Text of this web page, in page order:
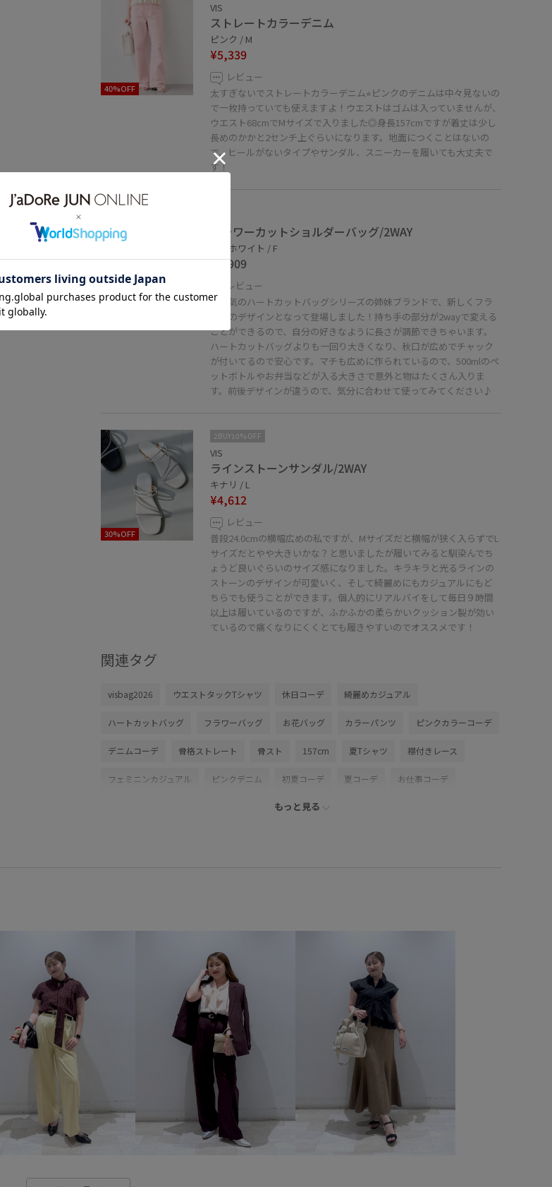
40%OFF
VIS
ストレートカラーデニム
ピンク / M
¥5,339
レビュー
太すぎないでストレートカラーデニム⭐︎ピンクのデニムは中々見ないの
で一枚持っていても使えますよ！ウエストはゴムは入っていませんが、
ウエスト68cmでMサイズで入りました◎身長157cmですが着丈は少し
長めのかかと2センチ上ぐらいになります。地面につくことはないの
で、ヒールがないタイプやサンダル、スニーカーを履いても大丈夫で
す！
フラワーカットショルダーバッグ/2WAY
オフホワイト / F
¥7,909
レビュー
大人気のハートカットバッグシリーズの姉妹ブランドで、新しくフラ
ワーのデザインとなって登場しました！持ち手の部分が2wayで変える
ことができるので、自分の好きなように長さが調節できちゃいます。
ハートカットバッグよりも一回り大きくなり、秋口が広めでチャック
が付いてるので安心です。マチも広めに作られているので、500mlのペ
ットボトルやお弁当などが入る大きさで意外と物はたくさん入りま
す。前後デザインが違うので、気分に合わせて使ってみてください♪
30%OFF
2BUY10%OFF
VIS
ラインストーンサンダル/2WAY
キナリ / L
¥4,612
レビュー
普段24.0cmの横幅広めの私ですが、Mサイズだと横幅が狭く入らずでL
サイズだとやや大きいかな？と思いましたが履いてみると馴染んでち
ょうど良いぐらいのサイズ感になりました。キラキラと光るラインの
ストーンのデザインが可愛いく、そして綺麗めにもカジュアルにもど
ちらでも使うことができます。個人的にリアルバイをして毎日９時間
以上は履いているのですが、ふかふかの柔らかいクッション製が効い
ているので痛くなりにくくとても履きやすいのでオススメです！
関連タグ
visbag2026 ウエストタックTシャツ 休日コーデ 綺麗めカジュアル
ハートカットバッグ フラワーバッグ お花バッグ カラーパンツ ピンクカラーコーデ
デニムコーデ 骨格ストレート 骨スト 157cm 夏Tシャツ 襟付きレース
フェミニンカジュアル ピンクデニム 初夏コーデ 夏コーデ お仕事コーデ
旅行コーデ フェスコーデ
2WAYで使える VIS_26SS
vis_26ss_summertops vis_br31 VIS_hotbeauty_styling vis_junetops
vis_white_bag きれいめ ふかふか
カジュアル カットソー素材 カラーバリエーション豊富
クッション性 コーディネートしやすい
コート シンプル ジャケット スエード スカート スキニーシルエット
ストレートデニム スラックス タック
もっと見る